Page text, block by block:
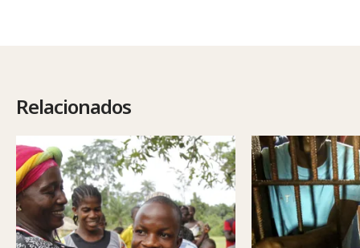
Relacionados